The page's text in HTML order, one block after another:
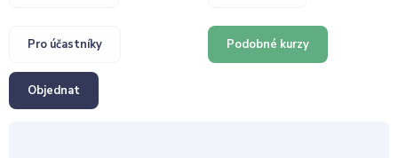
Pro účastníky Podobné kurzy
Objednat